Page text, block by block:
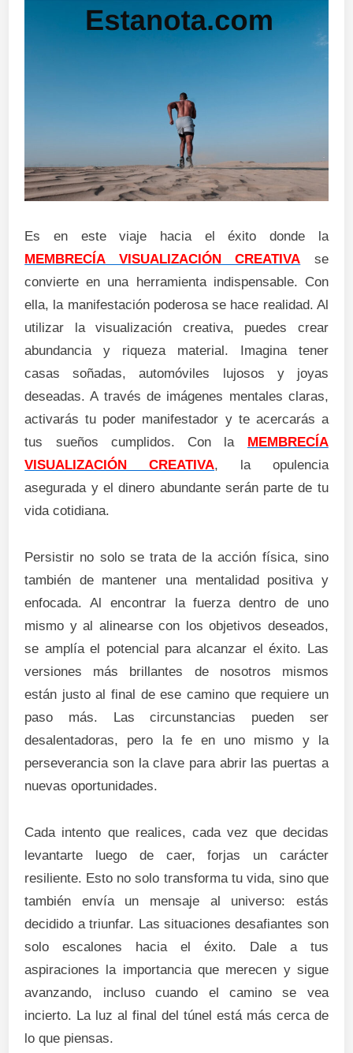
Es en este viaje hacia el éxito donde la
MEMBRECÍA VISUALIZACIÓN CREATIVA se
convierte en una herramienta indispensable. Con
ella, la manifestación poderosa se hace realidad. Al
utilizar la visualización creativa, puedes crear
abundancia y riqueza material. Imagina tener
casas soñadas, automóviles lujosos y joyas
deseadas. A través de imágenes mentales claras,
activarás tu poder manifestador y te acercarás a
tus sueños cumplidos. Con la MEMBRECÍA
VISUALIZACIÓN CREATIVA, la opulencia
asegurada y el dinero abundante serán parte de tu
vida cotidiana.
Persistir no solo se trata de la acción física, sino
también de mantener una mentalidad positiva y
enfocada. Al encontrar la fuerza dentro de uno
mismo y al alinearse con los objetivos deseados,
se amplía el potencial para alcanzar el éxito. Las
versiones más brillantes de nosotros mismos
están justo al final de ese camino que requiere un
paso más. Las circunstancias pueden ser
desalentadoras, pero la fe en uno mismo y la
perseverancia son la clave para abrir las puertas a
nuevas oportunidades.
Cada intento que realices, cada vez que decidas
levantarte luego de caer, forjas un carácter
resiliente. Esto no solo transforma tu vida, sino que
también envía un mensaje al universo: estás
decidido a triunfar. Las situaciones desafiantes son
solo escalones hacia el éxito. Dale a tus
aspiraciones la importancia que merecen y sigue
avanzando, incluso cuando el camino se vea
incierto. La luz al final del túnel está más cerca de
lo que piensas.